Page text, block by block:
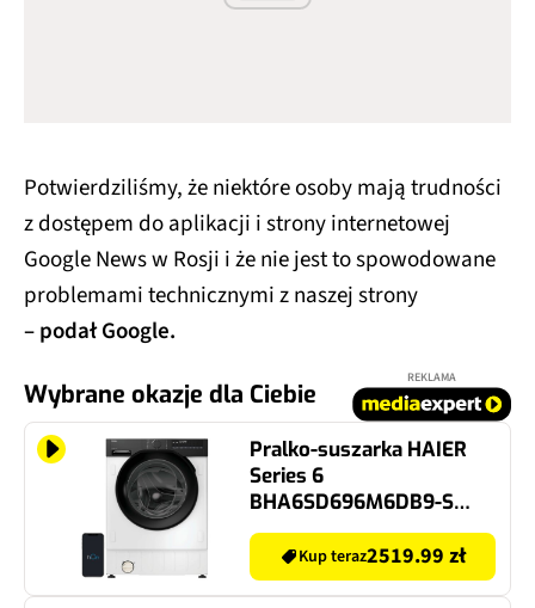
Potwierdziliśmy, że niektóre osoby mają trudności
z dostępem do aplikacji i strony internetowej
Google News w Rosji i że nie jest to spowodowane
problemami technicznymi z naszej strony
– podał Google.
Wybrane okazje dla Ciebie
REKLAMA
Pralko-suszarka HAIER
Series 6
BHA6SD696M6DB9-S
9+6kg 1600obr/min
Zdalne starowanie
Programy parowe
Kup teraz2519.99 zł